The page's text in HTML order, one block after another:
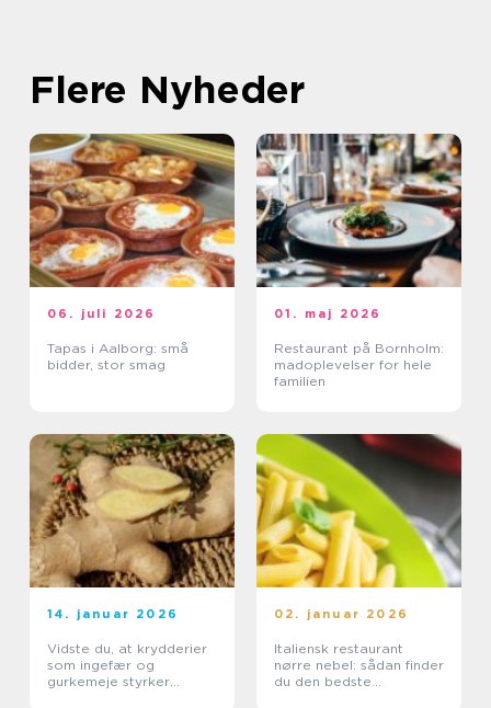
Flere Nyheder
06. juli 2026
Tapas i Aalborg: små
bidder, stor smag
01. maj 2026
Restaurant på Bornholm:
madoplevelser for hele
familien
14. januar 2026
Vidste du, at krydderier
som ingefær og
gurkemeje styrker
02. januar 2026
Italiensk restaurant
nørre nebel: sådan finder
du den bedste